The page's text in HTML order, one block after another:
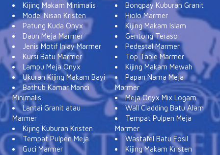
Kijing Makam Minimalis
Model Nisan Kristen
Patung Kuda Onyx
Daun Meja Marmer
Jenis Motif Inlay Marmer
Kursi Batu Marmer
Lampu Meja Onyx
Ukuran Kijing Makam Bayi
Bathub Kamar Mandi
Minimalis
Lantai Granit atau
Marmer
Kijing Kuburan Kristen
Tempat Pulpen Meja
Guci Marmer
Bongpay Kuburan Granit
Hiolo Marmer
Kijing Makam Islam
Gentong Teraso
Pedestal Marmer
Top Table Marmer
Kijing Makam Mewah
Papan Nama Meja
Marmer
Meja Onyx Mix Logam
Wall Cladding Batu Alam
Tempat Pulpen Meja
Marmer
Wastafel Batu Fosil
Kijing Makam Kristen